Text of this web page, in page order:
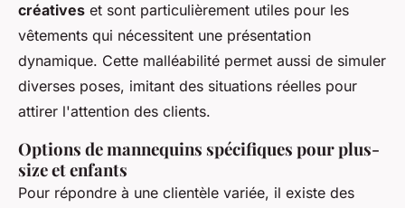
créatives et sont particulièrement utiles pour les
vêtements qui nécessitent une présentation
dynamique. Cette malléabilité permet aussi de simuler
diverses poses, imitant des situations réelles pour
attirer l'attention des clients.
Options de mannequins spécifiques pour plus-
size et enfants
Pour répondre à une clientèle variée, il existe des